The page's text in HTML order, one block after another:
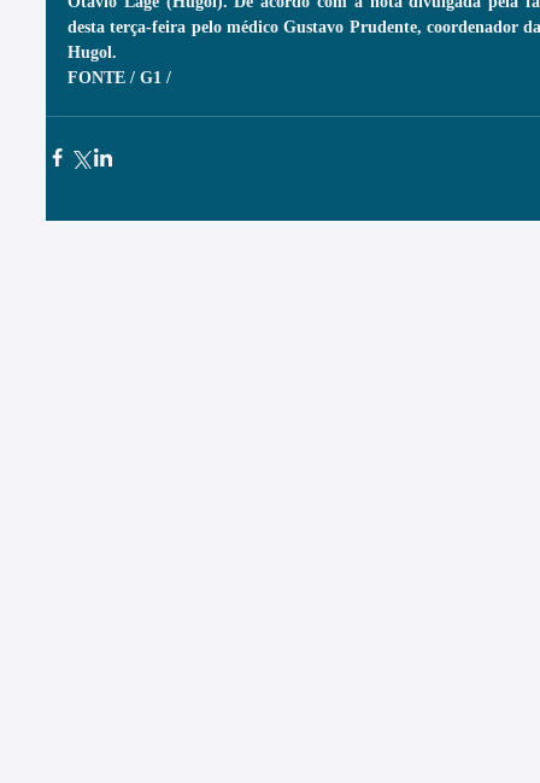
desta terça-feira pelo médico Gustavo Prudente, coordenador
Hugol.
FONTE / G1 /